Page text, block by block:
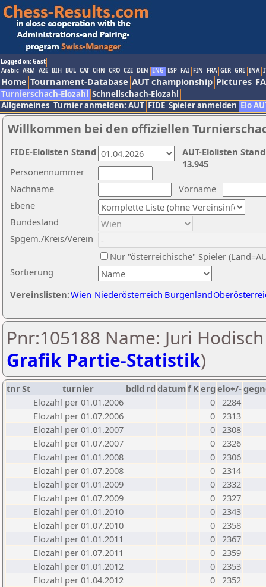
Logged on: Gast
Arabic ARM AZE BIH BUL CAT CHN CRO CZE DEN ENG ESP FAI FIN FRA GER GRE INA
Home Tournament-Database AUT championship Pictures
Turnierschach-Elozahl Schnellschach-Elozahl
Allgemeines Turnier anmelden: AUT FIDE Spieler anmelden Elo
Willkommen bei den offiziellen
Nachname
Vorname
Ebene
Sortierung
Personennummer
Bundesland
Spgem./Kreis/Verein
Nur "österreichische" Spieler
Vereinslisten:Wien Niederösterreich Burgenland
AUT-Elolisten
13.945
FIDE-Elolisten Stand
Pnr:105188 Name: Juri
Grafik Partie-Statistik)
tnrSt turnier bdld rd datumf Kerg elo+/-
Elozahl per 01.01.2006
0 2284
Elozahl per 01.07.2006
0 2313
Elozahl per 01.01.2007
0 2308
Elozahl per 01.07.2007
0 2326
Elozahl per 01.01.2008
0 2306
Elozahl per 01.07.2008
0 2314
Elozahl per 01.01.2009
0 2332
Elozahl per 01.07.2009
0 2327
Elozahl per 01.01.2010
0 2343
Elozahl per 01.07.2010
0 2358
Elozahl per 01.01.2011
0 2367
Elozahl per 01.07.2011
0 2359
Elozahl per 01.01.2012
0 2353
Elozahl per 01.04.2012
0 2352